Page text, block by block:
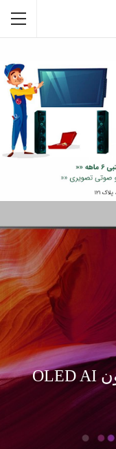
معرفی و بررسی تلویزیون OLED AI